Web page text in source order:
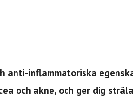
anti-inflammatoriska
och akne, och ger dig